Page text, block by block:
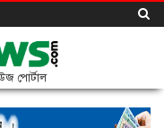
পোর্টাল